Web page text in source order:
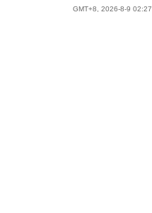
GMT+8, 2026-8-9 02:27